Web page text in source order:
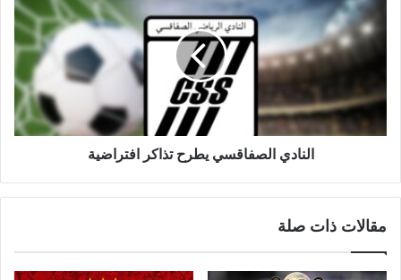
النادي الصفاقسي يطرح تذاكر افتراضية
مقالات ذات صلة